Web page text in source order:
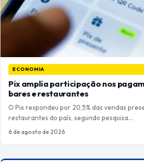
ECONOMIA
Pix amplia participação nos
bares e restaurantes
O Pix respondeu por 20,5% das vendas
restaurantes do país, segundo pesquisa…
6 de agosto de 2026